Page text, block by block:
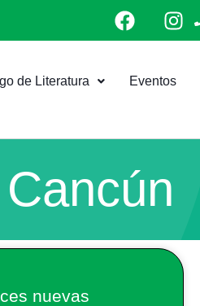
F
a
e
b
I
n
a
de Literatura Eventos
Cancún
nuevas